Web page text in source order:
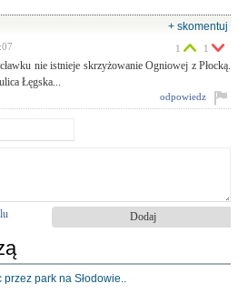
harmonogram
dywanik asfaltowy
+ skomentuj
nie istnieje skrzyżowanie Ogniowej z Płocką.
Łęgska...
1 1
odpowiedz
park na Słodowie..